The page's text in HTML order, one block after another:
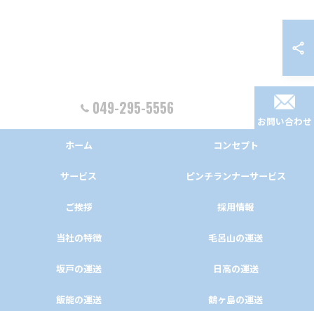
049-295-5556
お問い合わせ
ホーム コンセプト
サービス ピンチランナーサービス
ご挨拶 採用情報
当社の特徴 毛呂山の運送
坂戸の運送 日高の運送
飯能の運送 鶴ヶ島の運送